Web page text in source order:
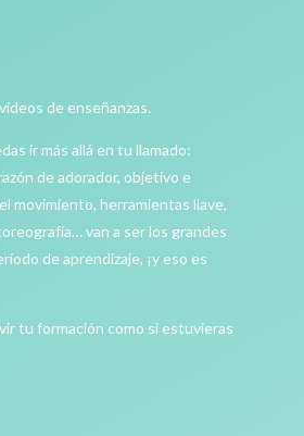
de enseñanzas.
ir más allá en tu llamado:
de adorador, objetivo e
movimiento, herramientas llave,
van a ser los grandes
de aprendizaje, ¡y eso es
tu formación como si estuvieras